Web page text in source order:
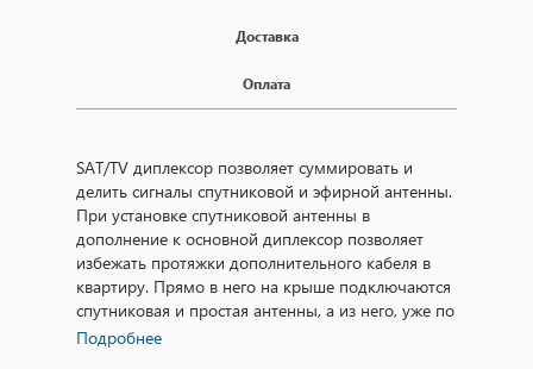
Доставка
Оплата
SAT/TV диплексор позволяет суммировать и
делить сигналы спутниковой и эфирной антенны.
При установке спутниковой антенны в
дополнение к основной диплексор позволяет
избежать протяжки дополнительного кабеля в
квартиру. Прямо в него на крыше подключаются
спутниковая и простая антенны, а из него, уже по
проведенному кабелю, в квартиру приходят оба
Подробнее